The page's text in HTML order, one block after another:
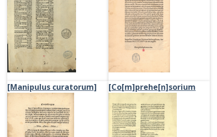
[Manipulus curatorum] [Co[m]prehe[n]sorium